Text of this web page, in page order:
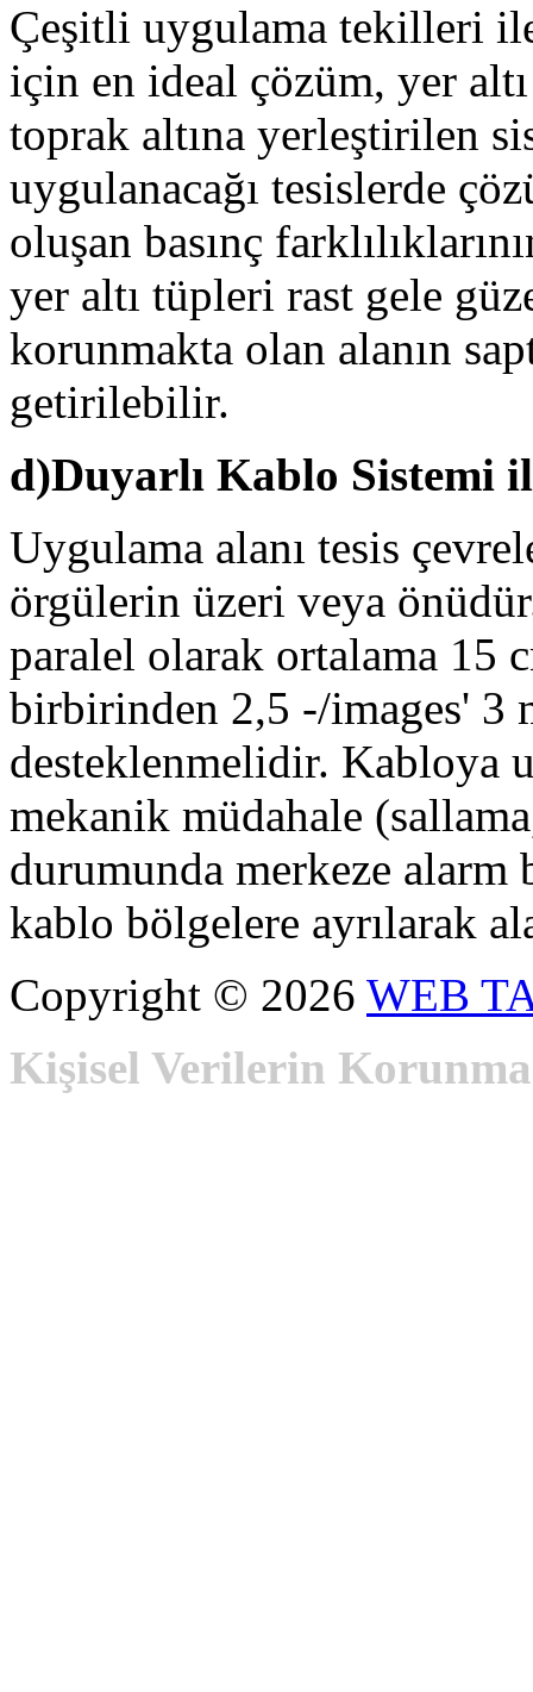
Çeşitli uygulama tekilleri
için en ideal çözüm, yer
toprak altına yerleştirilen
uygulanacağı tesislerde
oluşan basınç
yer altı tüpleri rast gele
korunmakta olan alanın
getirilebilir.
d)Duyarlı Kablo Sistemi
Uygulama alanı tesis
örgülerin üzeri veya
paralel olarak ortalama 15
birbirinden 2,5 -/images' 3
desteklenmelidir. Kabloya
mekanik müdahale
durumunda merkeze
kablo bölgelere ayrılarak
Copyright © 2026 WEB
Kişisel Verilerin